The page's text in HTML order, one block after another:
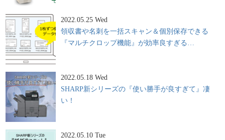
2022.05.25 Wed
領収書や名刺を一括スキャン＆個別保存できる
『マルチクロップ機能』が効率良すぎる…
2022.05.18 Wed
SHARP新シリーズの『使い勝手が良すぎて』凄
い！
2022.05.10 Tue